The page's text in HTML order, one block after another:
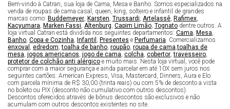
Bem-vindo à Catran, sua loja de Cama, Mesa e Banho. Somos especializados na
venda de roupas de cama casal, queen, king, solteiro e infantil de grandes
marcas como: Buddemeyer, Karsten, Trussardi, Artelassê, Rafimex,
Kacyumara, Marken Fassi, Altenburg, Capim Limão, Tognato dentre outros. A
loja virtual Catran está dividida nos seguintes departamentos: Cama, Mesa,
Banho, Copa e Cozinha, Infantil , Presentes e Perfumaria. Comercializamos
enxoval , edredom,toalha de banho, roupão, roupa de cama,toalhas de
mesa, jogos americanos, jogo de cama, colcha, cobertor,travesseiro,
protetor de colchão anti alérgico e muito mais. Nesta loja virtual, você pode
comprar com a maior segurança e ainda parcelar em até 10X sem juros nos
seguintes cartões: American Express, Visa, Mastercard, Dinners, Aura e Elo
com parcela mínima de R$ 30,00 (trinta reais) ou com 5% de desconto a vista
no boleto ou PIX (desconto não cumulativo com outros descontos).
Descontos oferecidos através de bônus descontos são exclusivos e não
acumulam com outros descontos existentes no site.